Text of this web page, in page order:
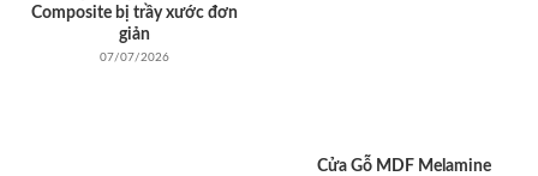
Composite bị trầy xước đơn
giản
07/07/2026
Cửa Gỗ MDF Melamine